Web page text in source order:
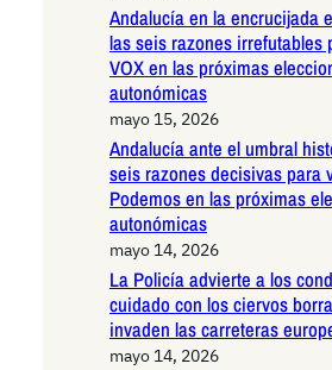
Andalucía en la encrucijada
las seis razones irrefutables
VOX en las próximas
autonómicas
mayo 15, 2026
Andalucía ante el umbral
seis razones decisivas para
Podemos en las próximas
autonómicas
mayo 14, 2026
La Policía advierte a los
cuidado con los ciervos
invaden las carreteras
mayo 14, 2026